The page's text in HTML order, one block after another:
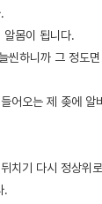
알몸이 됩니다.
씬하니까 그 정도
어오는 제 좆에 알
치기 다시 정상위
.